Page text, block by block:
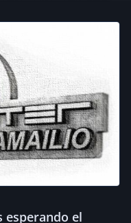
esperando el